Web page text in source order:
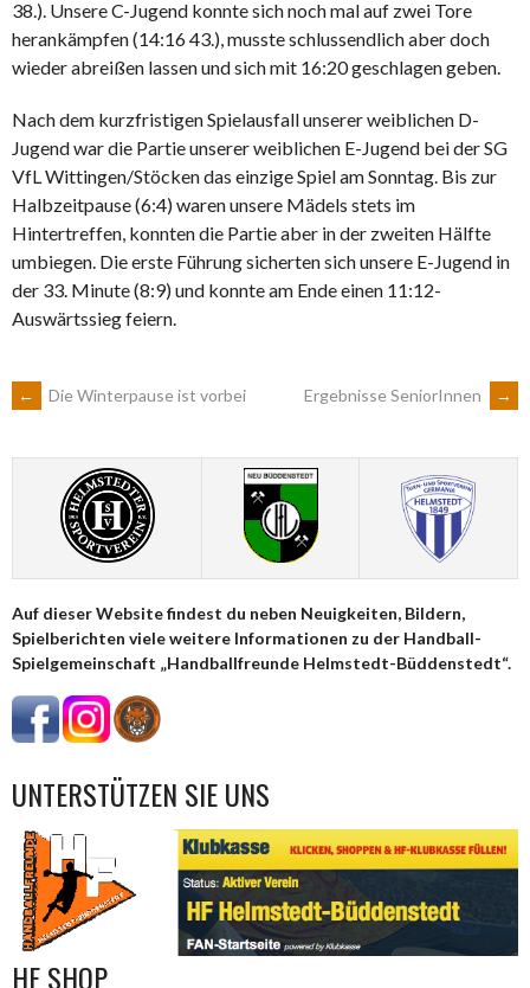
38.). Unsere C-Jugend konnte sich noch mal auf zwei Tore
herankämpfen (14:16 43.), musste schlussendlich aber doch
wieder abreißen lassen und sich mit 16:20 geschlagen geben.
Nach dem kurzfristigen Spielausfall unserer weiblichen D-
Jugend war die Partie unserer weiblichen E-Jugend bei der SG
VfL Wittingen/Stöcken das einzige Spiel am Sonntag. Bis zur
Halbzeitpause (6:4) waren unsere Mädels stets im
Hintertreffen, konnten die Partie aber in der zweiten Hälfte
umbiegen. Die erste Führung sicherten sich unsere E-Jugend in
der 33. Minute (8:9) und konnte am Ende einen 11:12-
Auswärtssieg feiern.
ARTIKEL-
NAVIGATION
← Die Winterpause ist vorbei Ergebnisse SeniorInnen →
Auf dieser Website findest du neben Neuigkeiten, Bildern,
Spielberichten viele weitere Informationen zu der Handball-
Spielgemeinschaft „Handballfreunde Helmstedt-Büddenstedt“.
UNTERSTÜTZEN SIE UNS
HF SHOP